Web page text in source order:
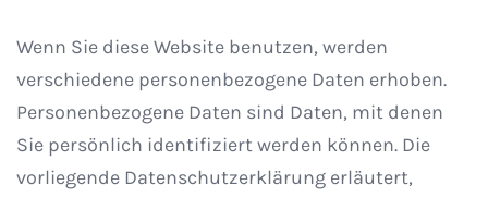
Wenn Sie diese Website benutzen, werden
verschiedene personenbezogene Daten erhoben.
Personenbezogene Daten sind Daten, mit denen
Sie persönlich identifiziert werden können. Die
vorliegende Datenschutzerklärung erläutert,